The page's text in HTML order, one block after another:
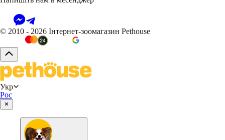
© 2010 - 2026 Інтернет-зоомагазин Pethouse
Укр
Рос